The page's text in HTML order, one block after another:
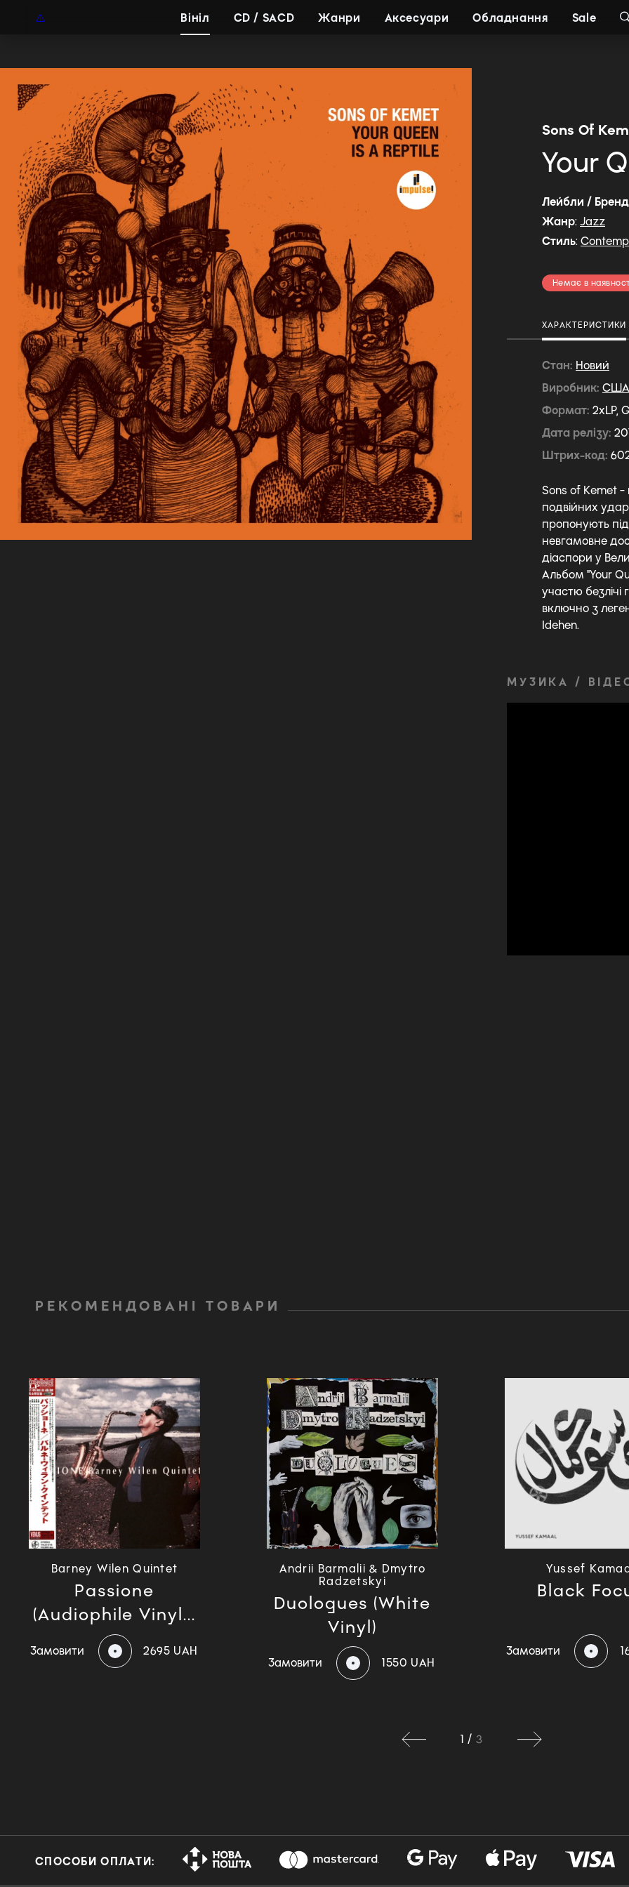
Вініл CD / SACD Жанри Аксесуари Обладнання Sale
Sons Of
Your
Лейбли /
Жанр: Jazz
Стиль:
Немає в
ХАРАКТЕРИСТИКИ
Стан Новий
Виробник США
Формат 2xLP,
Дата релізу
Штрих-код
Sons of Kemet
подвійних
пропонують
невгамовне
діаспори у
Альбом "Your
участю
включно з
Idehen.
МУЗИКА /
РЕКОМЕНДОВАНІ ТОВАРИ
Barney Wilen Quintet
Passione
(Audiophile Vinyl...
Замовити 2695 UAH
Andrii Barmalii & Dmytro
Radzetskyi
Duologues (White
Vinyl)
Замовити 1550 UAH
Yussef
Black
Замовити
1 / 3
СПОСОБИ ОПЛАТИ: